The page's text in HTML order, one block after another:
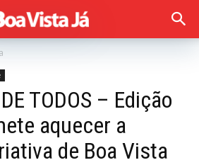
TODOS – Edição
aquecer a
de Boa Vista